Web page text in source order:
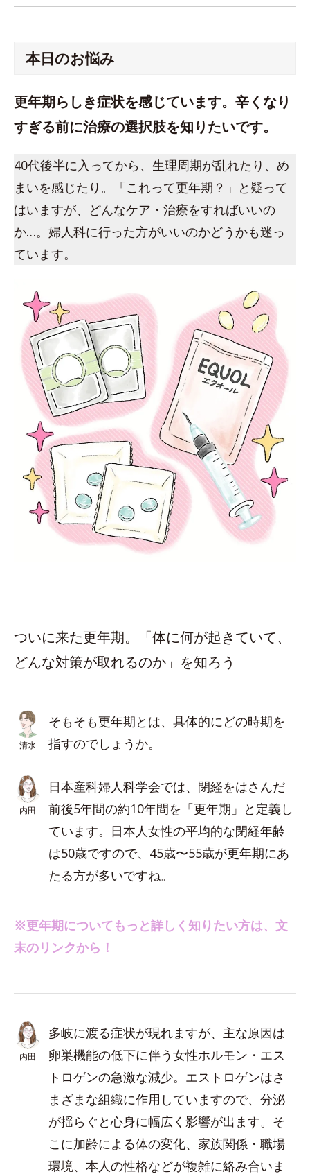
本日のお悩み
更年期らしき症状を感じています。辛くなり
すぎる前に治療の選択肢を知りたいです。
40代後半に入ってから、生理周期が乱れたり、め
まいを感じたり。「これって更年期？」と疑って
はいますが、どんなケア・治療をすればいいの
か…。婦人科に行った方がいいのかどうかも迷っ
ています。
ついに来た更年期。「体に何が起きていて、
どんな対策が取れるのか」を知ろう
清水
そもそも更年期とは、具体的にどの時期を
指すのでしょうか。
内田
日本産科婦人科学会では、閉経をはさんだ
前後5年間の約10年間を「更年期」と定義し
ています。日本人女性の平均的な閉経年齢
は50歳ですので、45歳〜55歳が更年期にあ
たる方が多いですね。
※更年期についてもっと詳しく知りたい方は、文
末のリンクから！
内田
多岐に渡る症状が現れますが、主な原因は
卵巣機能の低下に伴う女性ホルモン・エス
トロゲンの急激な減少。エストロゲンはさ
まざまな組織に作用していますので、分泌
が揺らぐと心身に幅広く影響が出ます。そ
こに加齢による体の変化、家族関係・職場
環境、本人の性格などが複雑に絡み合いま